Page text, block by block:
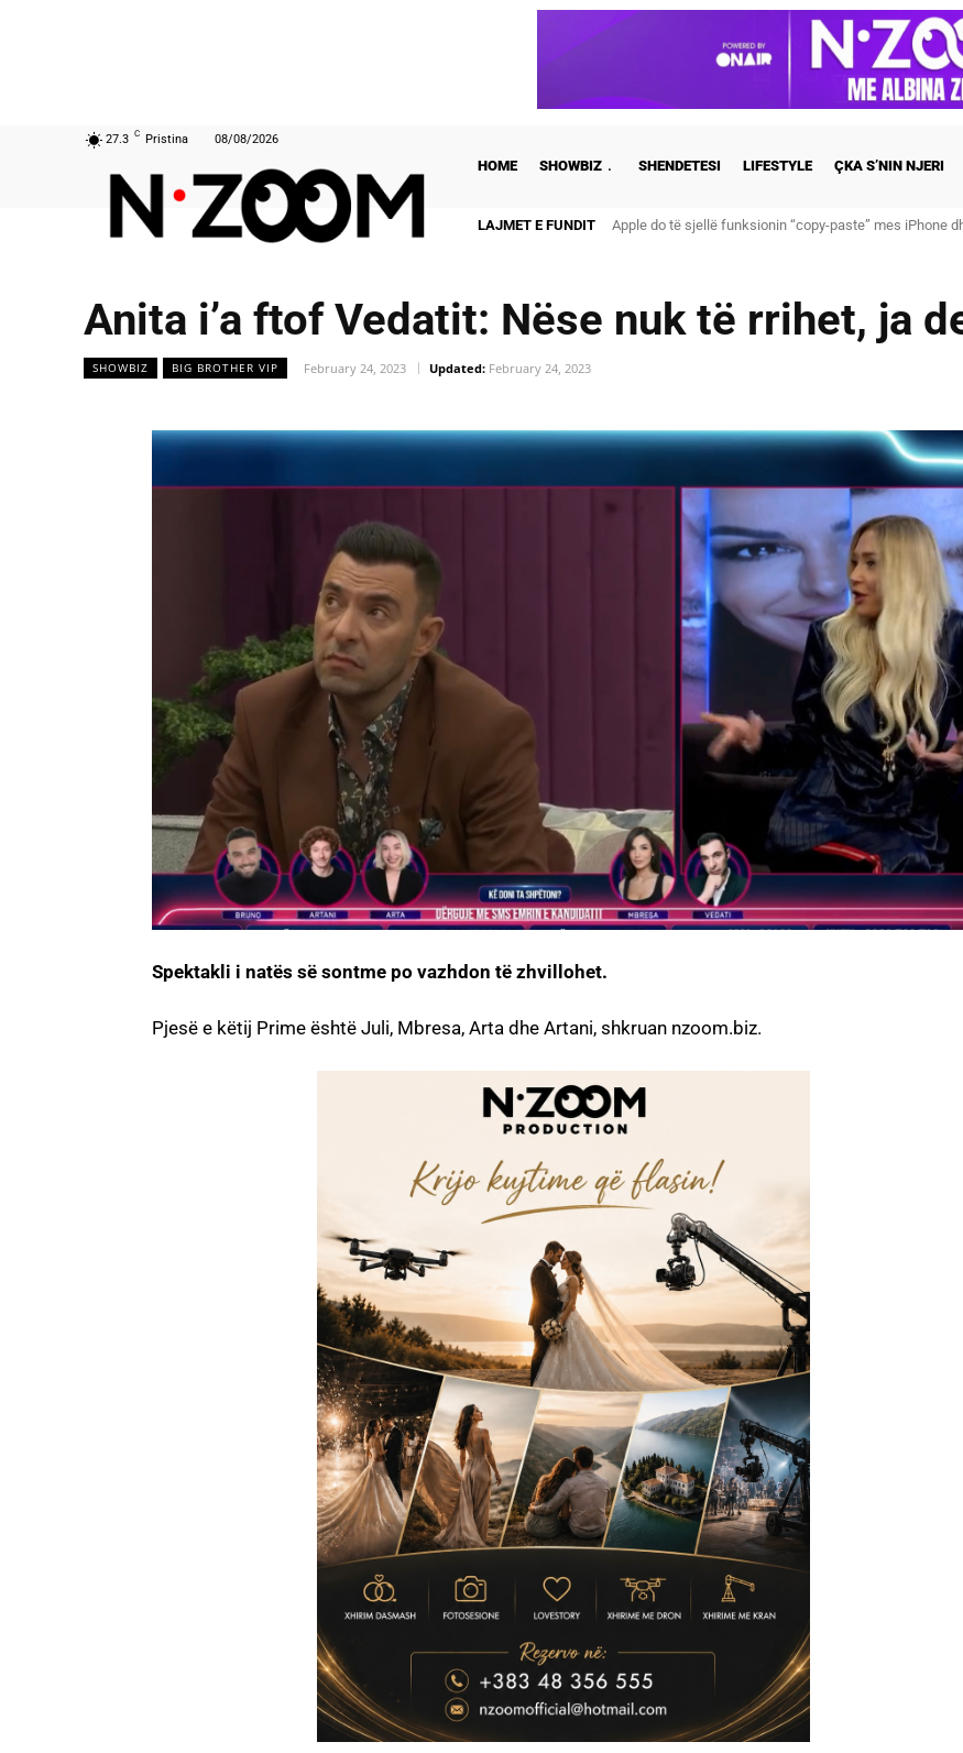
27.3 C Pristina 08/08/2026
HOME SHOWBIZ SHENDETESI LIFESTYLE ÇKA S’NIN NJERI
LAJMET E FUNDIT Cristiano Ronaldo dhe Georgina martohen këtë të
Anita i’a ftof Vedatit: Nëse nuk të rrihet, ja
SHOWBIZ BIG BROTHER VIP February 24, 2023 Updated: February 24, 2023
Spektakli i natës së sontme po vazhdon të zhvillohet.
Pjesë e këtij Prime është Juli, Mbresa, Arta dhe Artani, shkruan nzoom.biz.